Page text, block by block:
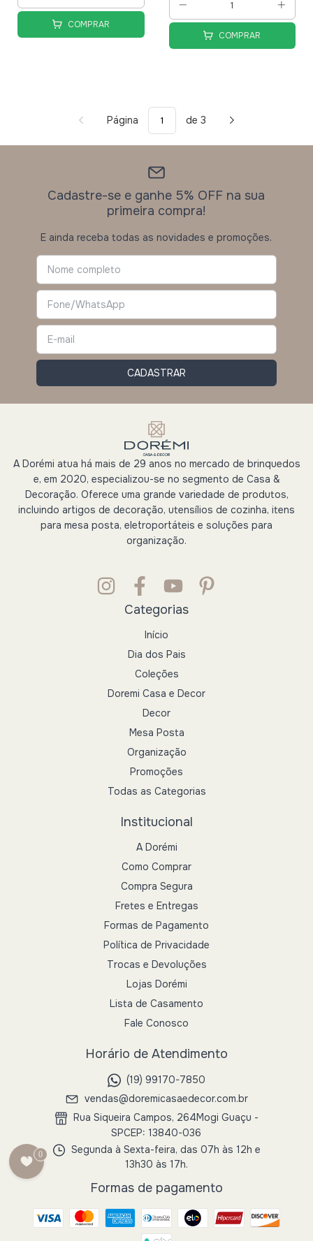
COMPRAR
COMPRAR
Página de 3
Cadastre-se e ganhe 5% OFF na sua
primeira compra!
E ainda receba todas as novidades e promoções.
A Dorémi atua há mais de 29 anos no mercado de brinquedos
e, em 2020, especializou-se no segmento de Casa &
Decoração. Oferece uma grande variedade de produtos,
incluindo artigos de decoração, utensílios de cozinha, itens
para mesa posta, eletroportáteis e soluções para
organização.
Categorias
Início
Dia dos Pais
Coleções
Doremi Casa e Decor
Decor
Mesa Posta
Organização
Promoções
Todas as Categorias
Institucional
A Dorémi
Como Comprar
Compra Segura
Fretes e Entregas
Formas de Pagamento
Política de Privacidade
Trocas e Devoluções
Lojas Dorémi
Lista de Casamento
Fale Conosco
Horário de Atendimento
(19) 99170-7850
vendas@doremicasaedecor.com.br
Rua Siqueira Campos, 264Mogi Guaçu -
SPCEP: 13840-036
Segunda à Sexta-feira, das 07h às 12h e
13h30 às 17h.
Formas de pagamento
0